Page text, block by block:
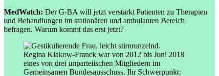
MedWatch: Der G-BA will jetzt verstärkt Patienten zu Therapien
und Behandlungen im stationären und ambulanten Bereich
befragen. Warum kommt das erst jetzt?
Regina Klakow-Franck war von 2012 bis Juni 2018
eines von drei unparteiischen Mitgliedern im
Gemeinsamen Bundesausschuss. Ihr Schwerpunkt: